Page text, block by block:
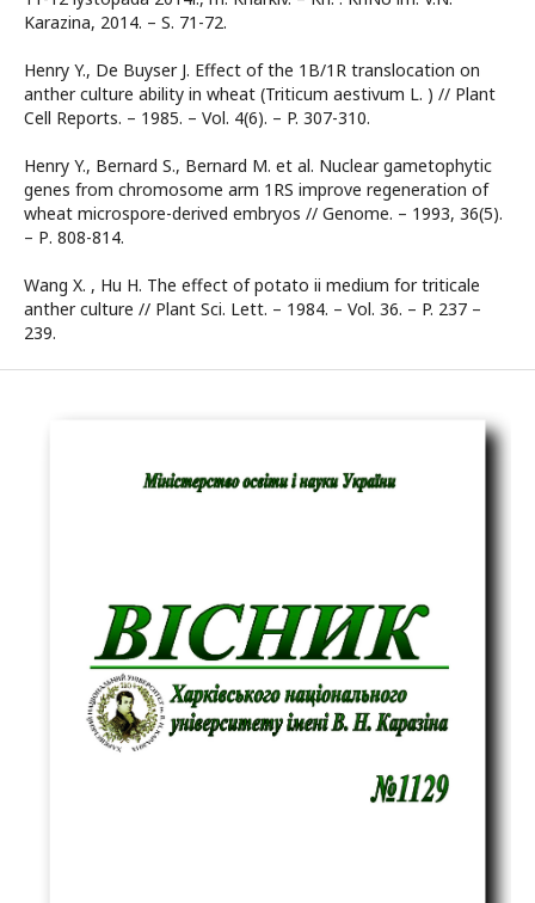
Karazina, 2014. – S. 71-72.
Henry Y., De Buyser J. Effect of the 1B/1R translocation on
anther culture ability in wheat (Triticum aestivum L. ) // Plant
Cell Reports. – 1985. – Vol. 4(6). – P. 307-310.
Henry Y., Bernard S., Bernard M. et al. Nuclear gametophytic
genes from chromosome arm 1RS improve regeneration of
wheat microspore-derived embryos // Genome. – 1993, 36(5).
– Р. 808-814.
Wang X. , Hu H. The effect of potato ii medium for triticale
anther culture // Plant Sci. Lett. – 1984. – Vol. 36. – P. 237 –
239.